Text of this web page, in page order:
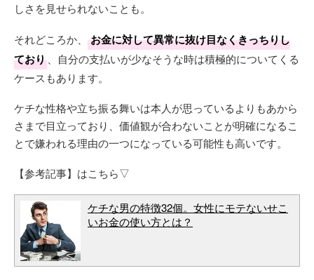
しさを見せられないことも。
それどころか、
お金に対して異常に抜け目なくきっちりし
ており 、自分の支払いが少なそうな時は積極的についてくる
ケースもあります。
ケチな性格や立ち振る舞いは本人が思っているよりもあから
さまで目立っており、価値観が合わないことが明確になるこ
とで嫌われる理由の一つになっている可能性も高いです。
【参考記事】はこちら▽
ケチな男の特徴32個。女性にモテないせこ
いお金の使い方とは？